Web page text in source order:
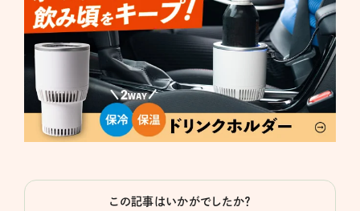
この記事はいかがでしたか？